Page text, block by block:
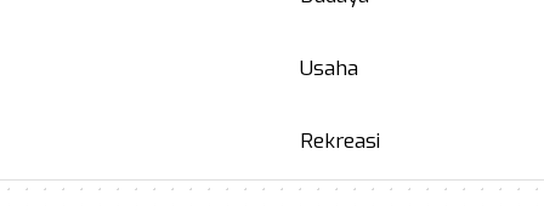
Usaha
Rekreasi